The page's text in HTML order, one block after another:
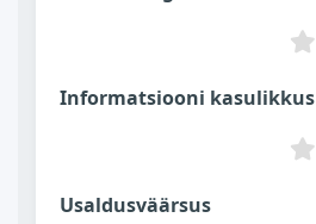
Informatsiooni kasulikkus
Usaldusväärsus